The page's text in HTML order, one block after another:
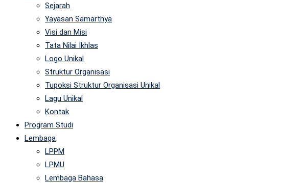
Sejarah
Yayasan Samarthya
Visi dan Misi
Tata Nilai Ikhlas
Logo Unikal
Struktur Organisasi
Tupoksi Struktur Organisasi Unikal
Lagu Unikal
Kontak
Program Studi
Lembaga
LPPM
LPMU
Lembaga Bahasa